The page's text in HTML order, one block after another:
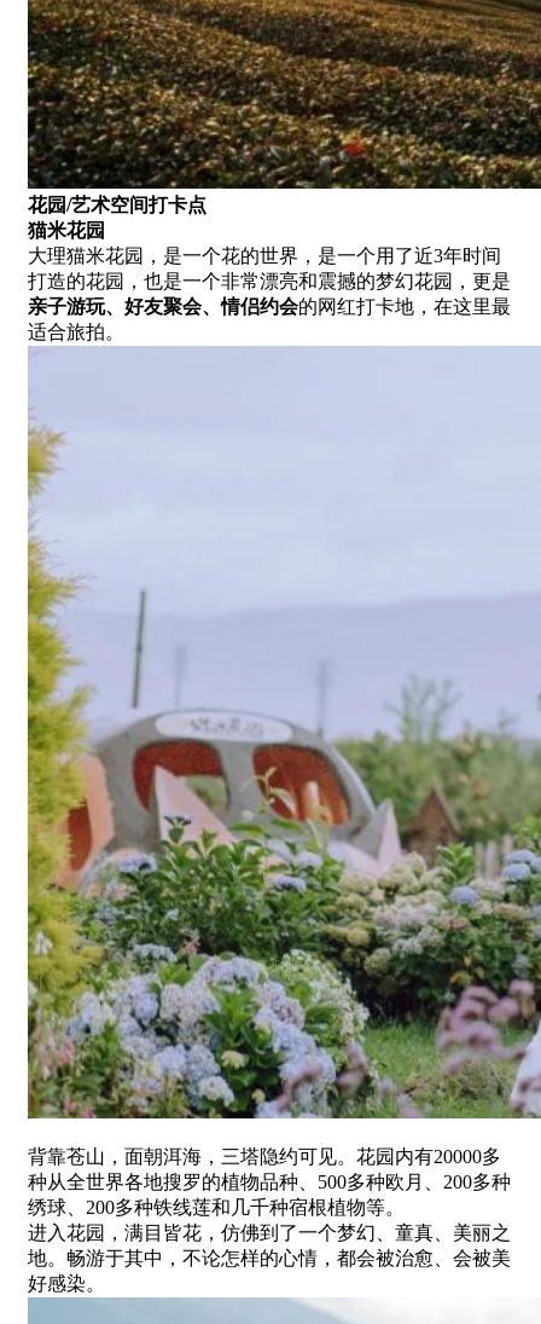
花园/艺术空间打卡点
猫米花园
大理猫米花园，是一个花的世界，是一个用了近3年时间
打造的花园，也是一个非常漂亮和震撼的梦幻花园，更是
亲子游玩、好友聚会、情侣约会的网红打卡地，在这里最
适合旅拍。
背靠苍山，面朝洱海，三塔隐约可见。花园内有20000多
种从全世界各地搜罗的植物品种、500多种欧月、200多种
绣球、200多种铁线莲和几千种宿根植物等。
进入花园，满目皆花，仿佛到了一个梦幻、童真、美丽之
地。畅游于其中，不论怎样的心情，都会被治愈、会被美
好感染。